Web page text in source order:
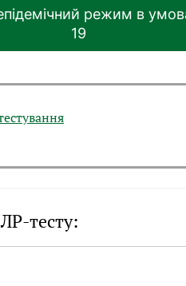
режим в
19
тесту: